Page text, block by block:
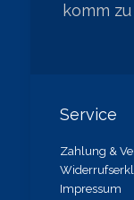
komm
Service
Zahlung &
Impressum